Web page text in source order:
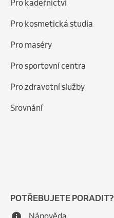
Pro kadeřnictví
Pro kosmetická studia
Pro maséry
Pro sportovní centra
Pro zdravotní služby
Srovnání
POTŘEBUJETE PORADIT?